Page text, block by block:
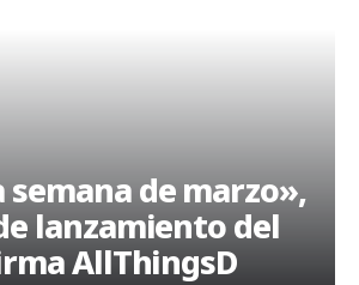
de marzo»,
lanzamiento del
AllThingsD